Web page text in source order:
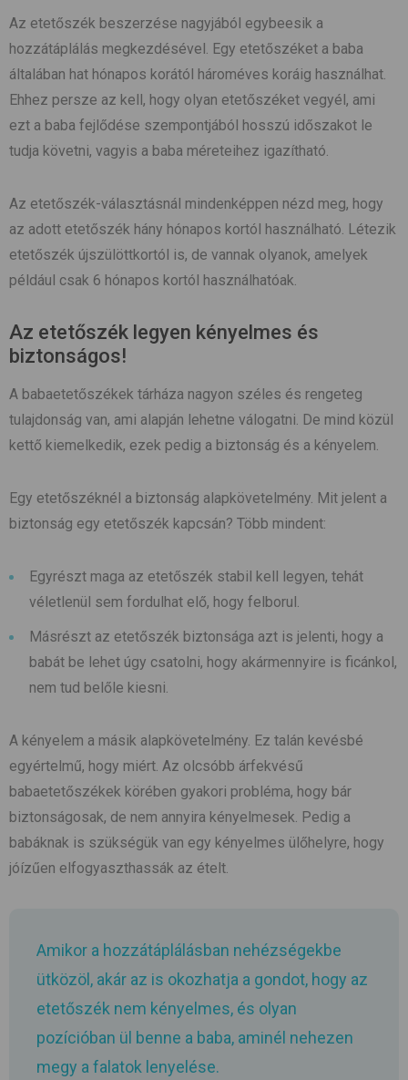
Az etetőszék beszerzése nagyjából egybeesik a
hozzátáplálás megkezdésével. Egy etetőszéket a baba
általában hat hónapos korától hároméves koráig használhat.
Ehhez persze az kell, hogy olyan etetőszéket vegyél, ami
ezt a baba fejlődése szempontjából hosszú időszakot le
tudja követni, vagyis a baba méreteihez igazítható.
Az etetőszék-választásnál mindenképpen nézd meg, hogy
az adott etetőszék hány hónapos kortól használható. Létezik
etetőszék újszülöttkortól is, de vannak olyanok, amelyek
például csak 6 hónapos kortól használhatóak.
Az etetőszék legyen kényelmes és
biztonságos!
A babaetetőszékek tárháza nagyon széles és rengeteg
tulajdonság van, ami alapján lehetne válogatni. De mind közül
kettő kiemelkedik, ezek pedig a biztonság és a kényelem.
Egy etetőszéknél a biztonság alapkövetelmény. Mit jelent a
biztonság egy etetőszék kapcsán? Több mindent:
Egyrészt maga az etetőszék stabil kell legyen, tehát
véletlenül sem fordulhat elő, hogy felborul.
Másrészt az etetőszék biztonsága azt is jelenti, hogy a
babát be lehet úgy csatolni, hogy akármennyire is ficánkol,
nem tud belőle kiesni.
A kényelem a másik alapkövetelmény. Ez talán kevésbé
egyértelmű, hogy miért. Az olcsóbb árfekvésű
babaetetőszékek körében gyakori probléma, hogy bár
biztonságosak, de nem annyira kényelmesek. Pedig a
babáknak is szükségük van egy kényelmes ülőhelyre, hogy
jóízűen elfogyaszthassák az ételt.
Amikor a hozzátáplálásban nehézségekbe
ütközöl, akár az is okozhatja a gondot, hogy az
etetőszék nem kényelmes, és olyan
pozícióban ül benne a baba, aminél nehezen
megy a falatok lenyelése.